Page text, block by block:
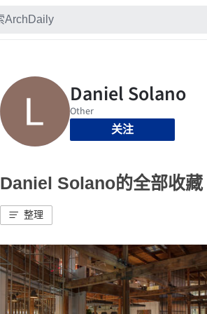
关注
Daniel Solano的全部收藏
整理